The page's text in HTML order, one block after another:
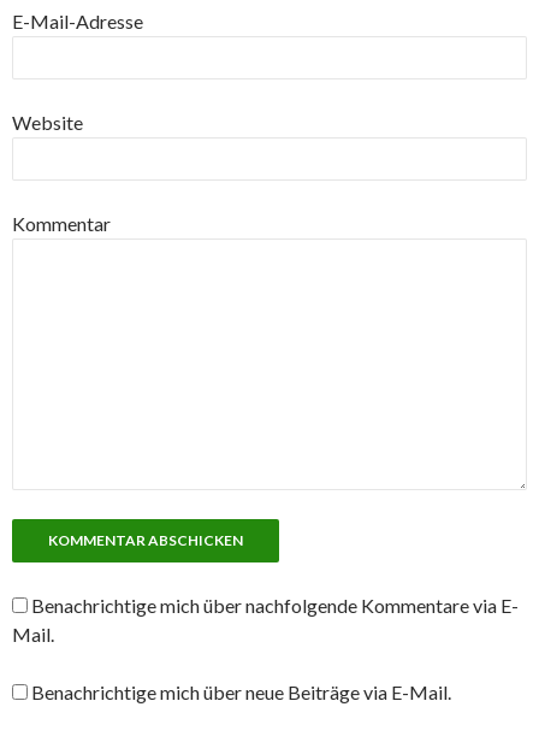
E-Mail-Adresse
Website
Kommentar
Benachrichtige mich über nachfolgende Kommentare via E-
Mail.
Benachrichtige mich über neue Beiträge via E-Mail.